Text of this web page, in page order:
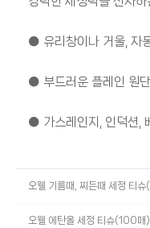
● 유리창이나 거울, 자
● 부드러운 플레인 원
● 가스레인지, 인덕션,
오웰 기름때, 찌든때 세정 티
오웰 에탄올 세정 티슈(100매)